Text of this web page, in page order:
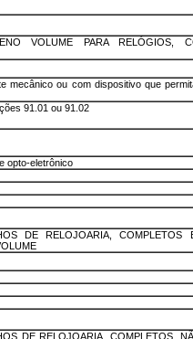
VOLUME PARA RELÓGIOS,
mecânico ou com dispositivo que
91.01 ou 91.02
opto-eletrônico
DE RELOJOARIA, COMPLETOS
DE RELOJOARIA, COMPLETOS,